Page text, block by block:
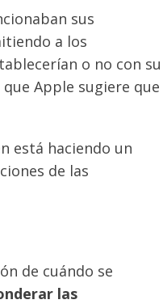
sus
a los
o no con su
Apple sugiere que
está haciendo un
de las
de cuándo se
las